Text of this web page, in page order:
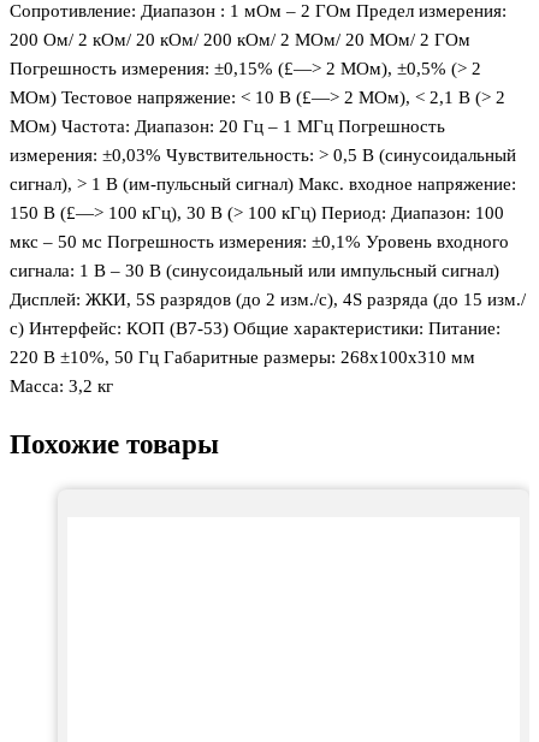
Сопротивление: Диапазон : 1 мОм – 2 ГОм Предел измерения:
200 Ом/ 2 кОм/ 20 кОм/ 200 кОм/ 2 МОм/ 20 МОм/ 2 ГОм
Погрешность измерения: ±0,15% (£—> 2 МОм), ±0,5% (> 2
МОм) Тестовое напряжение: < 10 В (£—> 2 МОм), < 2,1 В (> 2
МОм) Частота: Диапазон: 20 Гц – 1 МГц Погрешность
измерения: ±0,03% Чувствительность: > 0,5 В (синусоидальный
сигнал), > 1 В (им-пульсный сигнал) Макс. входное напряжение:
150 В (£—> 100 кГц), 30 В (> 100 кГц) Период: Диапазон: 100
мкс – 50 мс Погрешность измерения: ±0,1% Уровень входного
сигнала: 1 В – 30 В (синусоидальный или импульсный сигнал)
Дисплей: ЖКИ, 5Ѕ разрядов (до 2 изм./с), 4Ѕ разряда (до 15 изм./
с) Интерфейс: КОП (В7-53) Общие характеристики: Питание:
220 В ±10%, 50 Гц Габаритные размеры: 268х100х310 мм
Масса: 3,2 кг
Похожие товары